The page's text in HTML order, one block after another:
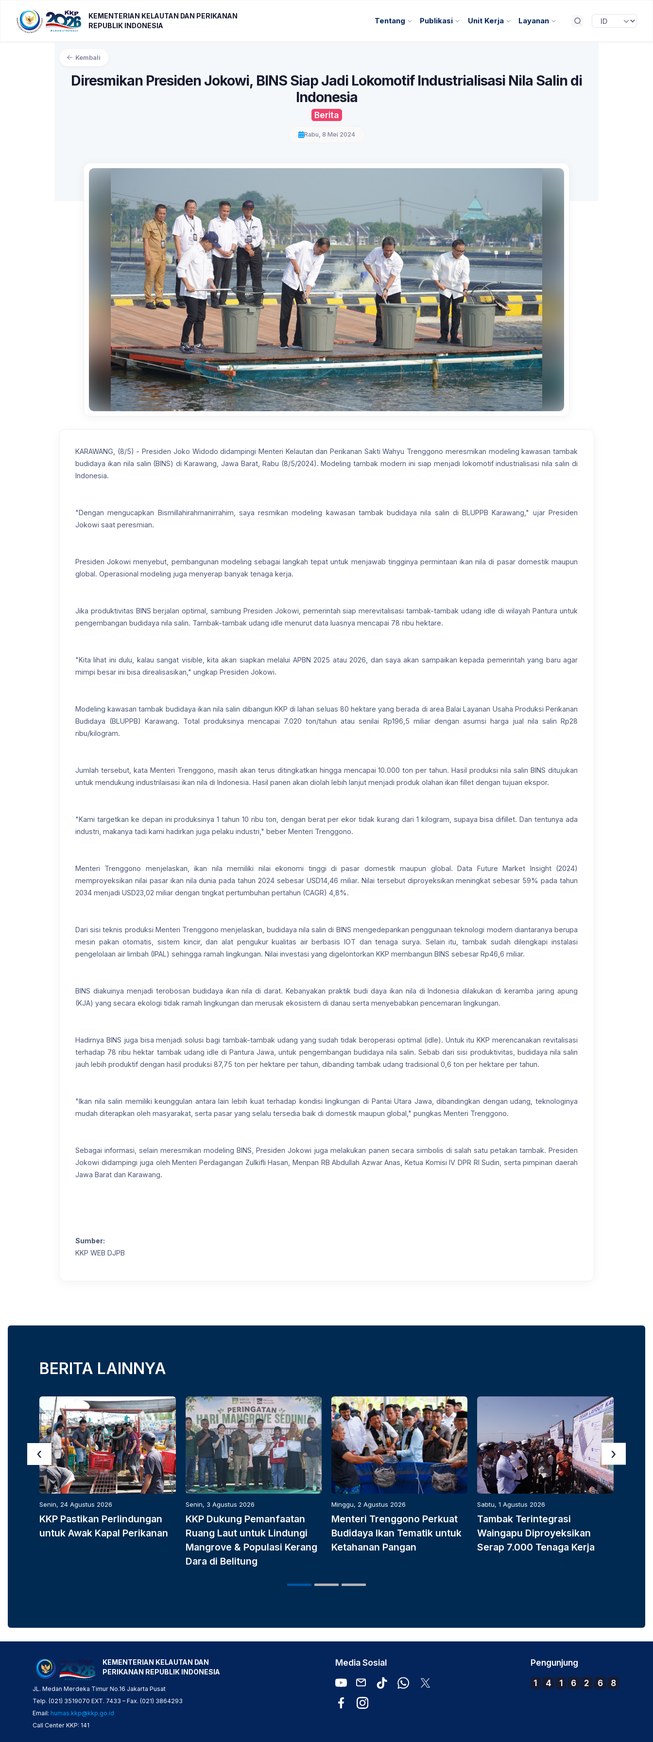
KEMENTERIAN KELAUTAN DAN PERIKANAN
REPUBLIK INDONESIA
Tentang Publikasi Unit Kerja Layanan
Kembali
Diresmikan Presiden Jokowi, BINS Siap Jadi Lokomotif Industrialisasi Nila Salin di
Indonesia
Berita
Rabu, 8 Mei 2024
KARAWANG, (8/5) - Presiden Joko Widodo didampingi Menteri Kelautan dan Perikanan Sakti Wahyu Trenggono meresmikan modeling kawasan tambak
budidaya ikan nila salin (BINS) di Karawang, Jawa Barat, Rabu (8/5/2024). Modeling tambak modern ini siap menjadi lokomotif industrialisasi nila salin di
Indonesia.
"Dengan mengucapkan Bismillahirahmanirrahim, saya resmikan modeling kawasan tambak budidaya nila salin di BLUPPB Karawang," ujar Presiden
Jokowi saat peresmian.
Presiden Jokowi menyebut, pembangunan modeling sebagai langkah tepat untuk menjawab tingginya permintaan ikan nila di pasar domestik maupun
global. Operasional modeling juga menyerap banyak tenaga kerja.
Jika produktivitas BINS berjalan optimal, sambung Presiden Jokowi, pemerintah siap merevitalisasi tambak-tambak udang idle di wilayah Pantura untuk
pengembangan budidaya nila salin. Tambak-tambak udang idle menurut data luasnya mencapai 78 ribu hektare.
"Kita lihat ini dulu, kalau sangat visible, kita akan siapkan melalui APBN 2025 atau 2026, dan saya akan sampaikan kepada pemerintah yang baru agar
mimpi besar ini bisa direalisasikan," ungkap Presiden Jokowi.
Modeling kawasan tambak budidaya ikan nila salin dibangun KKP di lahan seluas 80 hektare yang berada di area Balai Layanan Usaha Produksi Perikanan
Budidaya (BLUPPB) Karawang. Total produksinya mencapai 7.020 ton/tahun atau senilai Rp196,5 miliar dengan asumsi harga jual nila salin Rp28
ribu/kilogram.
Jumlah tersebut, kata Menteri Trenggono, masih akan terus ditingkatkan hingga mencapai 10.000 ton per tahun. Hasil produksi nila salin BINS ditujukan
untuk mendukung industrilaisasi ikan nila di Indonesia. Hasil panen akan diolah lebih lanjut menjadi produk olahan ikan fillet dengan tujuan ekspor.
"Kami targetkan ke depan ini produksinya 1 tahun 10 ribu ton, dengan berat per ekor tidak kurang dari 1 kilogram, supaya bisa difillet. Dan tentunya ada
industri, makanya tadi kami hadirkan juga pelaku industri," beber Menteri Trenggono.
Menteri Trenggono menjelaskan, ikan nila memiliki nilai ekonomi tinggi di pasar domestik maupun global. Data Future Market Insight (2024)
memproyeksikan nilai pasar ikan nila dunia pada tahun 2024 sebesar USD14,46 miliar. Nilai tersebut diproyeksikan meningkat sebesar 59% pada tahun
2034 menjadi USD23,02 miliar dengan tingkat pertumbuhan pertahun (CAGR) 4,8%.
Dari sisi teknis produksi Menteri Trenggono menjelaskan, budidaya nila salin di BINS mengedepankan penggunaan teknologi modern diantaranya berupa
mesin pakan otomatis, sistem kincir, dan alat pengukur kualitas air berbasis IOT dan tenaga surya. Selain itu, tambak sudah dilengkapi instalasi
pengelolaan air limbah (IPAL) sehingga ramah lingkungan. Nilai investasi yang digelontorkan KKP membangun BINS sebesar Rp46,6 miliar.
BINS diakuinya menjadi terobosan budidaya ikan nila di darat. Kebanyakan praktik budi daya ikan nila di Indonesia dilakukan di keramba jaring apung
(KJA) yang secara ekologi tidak ramah lingkungan dan merusak ekosistem di danau serta menyebabkan pencemaran lingkungan.
Hadirnya BINS juga bisa menjadi solusi bagi tambak-tambak udang yang sudah tidak beroperasi optimal (idle). Untuk itu KKP merencanakan revitalisasi
terhadap 78 ribu hektar tambak udang idle di Pantura Jawa, untuk pengembangan budidaya nila salin. Sebab dari sisi produktivitas, budidaya nila salin
jauh lebih produktif dengan hasil produksi 87,75 ton per hektare per tahun, dibanding tambak udang tradisional 0,6 ton per hektare per tahun.
"Ikan nila salin memiliki keunggulan antara lain lebih kuat terhadap kondisi lingkungan di Pantai Utara Jawa, dibandingkan dengan udang, teknologinya
mudah diterapkan oleh masyarakat, serta pasar yang selalu tersedia baik di domestik maupun global," pungkas Menteri Trenggono.
Sebagai informasi, selain meresmikan modeling BINS, Presiden Jokowi juga melakukan panen secara simbolis di salah satu petakan tambak. Presiden
Jokowi didampingi juga oleh Menteri Perdagangan Zulkifli Hasan, Menpan RB Abdullah Azwar Anas, Ketua Komisi IV DPR RI Sudin, serta pimpinan daerah
Jawa Barat dan Karawang.
Sumber:
KKP WEB DJPB
BERITA LAINNYA
Senin, 24 Agustus 2026
KKP Pastikan Perlindungan
untuk Awak Kapal Perikanan
Senin, 3 Agustus 2026
KKP Dukung Pemanfaatan
Ruang Laut untuk Lindungi
Mangrove & Populasi Kerang
Dara di Belitung
Minggu, 2 Agustus 2026
Menteri Trenggono Perkuat
Budidaya Ikan Tematik untuk
Ketahanan Pangan
Sabtu, 1 Agustus 2026
Tambak Terintegrasi
Waingapu Diproyeksikan
Serap 7.000 Tenaga Kerja
‹ ›
KEMENTERIAN KELAUTAN DAN
PERIKANAN REPUBLIK INDONESIA
JL. Medan Merdeka Timur No.16 Jakarta Pusat
Telp. (021) 3519070 EXT. 7433 – Fax. (021) 3864293
Email: humas.kkp@kkp.go.id
Call Center KKP: 141
Media Sosial Pengunjung
1 4 1 6 2 6 8